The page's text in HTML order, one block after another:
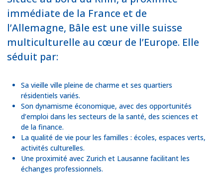
immédiate de la France et de
l’Allemagne, Bâle est une ville suisse
multiculturelle au cœur de l’Europe. Elle
séduit par:
Sa vieille ville pleine de charme et ses quartiers
résidentiels variés.
Son dynamisme économique, avec des opportunités
d’emploi dans les secteurs de la santé, des sciences et
de la finance.
La qualité de vie pour les familles : écoles, espaces verts,
activités culturelles.
Une proximité avec Zurich et Lausanne facilitant les
échanges professionnels.